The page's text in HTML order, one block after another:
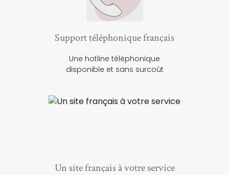
Support téléphonique français
Une hotline téléphonique
disponible et sans surcoût
Un site français à votre service